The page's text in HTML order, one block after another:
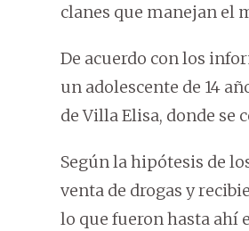
clanes que manejan el
De acuerdo con los
un adolescente de 14
de Villa Elisa, donde se
Según la hipótesis de
venta de drogas y
lo que fueron hasta ahí